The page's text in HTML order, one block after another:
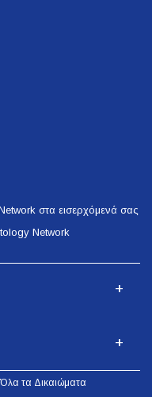
στα εισερχόμενά σας
Network
τα Δικαιώματα